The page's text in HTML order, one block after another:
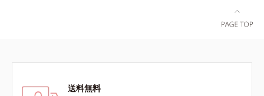
送料無料